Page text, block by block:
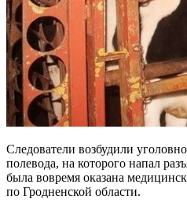
Следователи возбудили
полевода, на которого напал
была вовремя оказана
по Гродненской области.